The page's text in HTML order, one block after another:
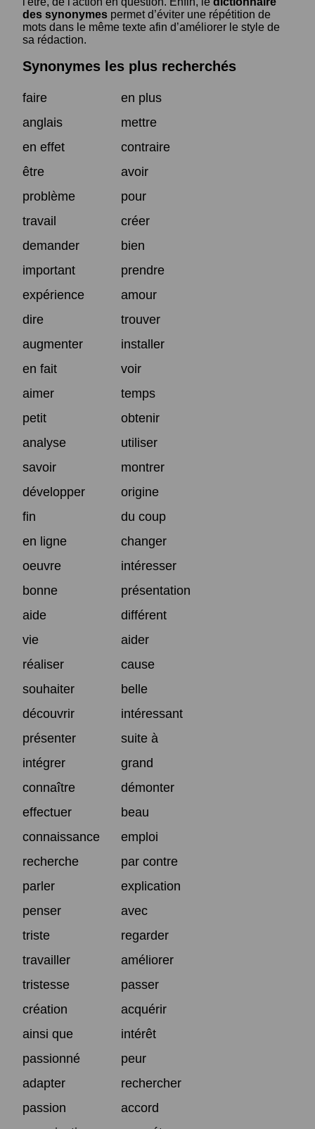
des synonymes permet d’éviter une répétition de
mots dans le même texte afin d’améliorer le style de
sa rédaction.
Synonymes les plus recherchés
faire
en plus
anglais
mettre
en effet
contraire
être
avoir
problème
pour
travail
créer
demander
bien
important
prendre
expérience
amour
dire
trouver
augmenter
installer
en fait
voir
aimer
temps
petit
obtenir
analyse
utiliser
savoir
montrer
développer
origine
fin
du coup
en ligne
changer
oeuvre
intéresser
bonne
présentation
aide
différent
vie
aider
réaliser
cause
souhaiter
belle
découvrir
intéressant
présenter
suite à
intégrer
grand
connaître
démonter
effectuer
beau
connaissance
emploi
recherche
par contre
parler
explication
penser
avec
triste
regarder
travailler
améliorer
tristesse
passer
création
acquérir
ainsi que
intérêt
passionné
peur
adapter
rechercher
passion
accord